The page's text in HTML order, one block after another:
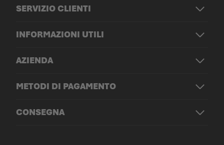
SERVIZIO CLIENTI
INFORMAZIONI UTILI
AZIENDA
METODI DI PAGAMENTO
CONSEGNA